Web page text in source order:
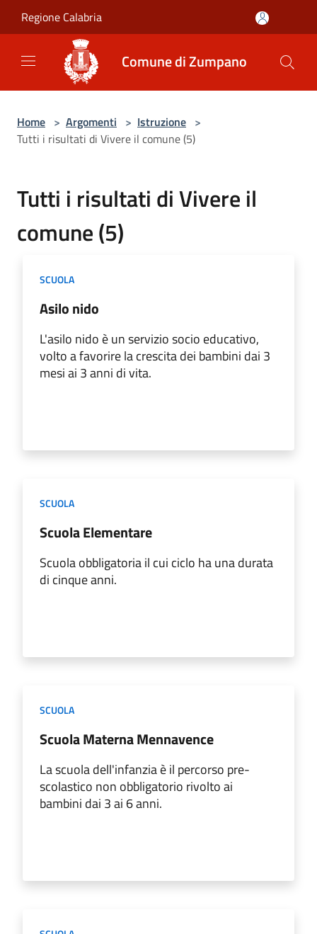
Regione Calabria
Comune di Zumpano
Home > Argomenti > Istruzione >
Tutti i risultati di Vivere il comune (5)
Tutti i risultati di Vivere il
comune (5)
SCUOLA
Asilo nido
L'asilo nido è un servizio socio educativo,
volto a favorire la crescita dei bambini dai 3
mesi ai 3 anni di vita.
SCUOLA
Scuola Elementare
Scuola obbligatoria il cui ciclo ha una durata
di cinque anni.
SCUOLA
Scuola Materna Mennavence
La scuola dell'infanzia è il percorso pre-
scolastico non obbligatorio rivolto ai
bambini dai 3 ai 6 anni.